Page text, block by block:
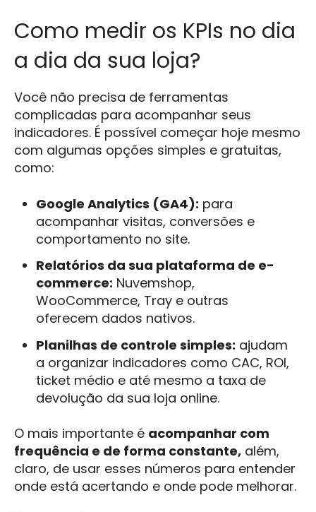
Como medir os KPIs no dia
a dia da sua loja?
Você não precisa de ferramentas
complicadas para acompanhar seus
indicadores. É possível começar hoje mesmo
com algumas opções simples e gratuitas,
como:
Google Analytics (GA4): para
acompanhar visitas, conversões e
comportamento no site.
Relatórios da sua plataforma de e-
commerce: Nuvemshop,
WooCommerce, Tray e outras
oferecem dados nativos.
Planilhas de controle simples: ajudam
a organizar indicadores como CAC, ROI,
ticket médio e até mesmo a taxa de
devolução da sua loja online.
O mais importante é acompanhar com
frequência e de forma constante, além,
claro, de usar esses números para entender
onde está acertando e onde pode melhorar.